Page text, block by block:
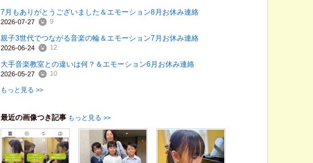
7月もありがとうございました＆エモーション8月お休み連絡
2026-07-27 9
親子3世代でつながる音楽の輪＆エモーション7月お休み連絡
2026-06-24 12
大手音楽教室との違いは何？＆エモーション6月お休み連絡
2026-05-27 10
もっと見る >>
最近の画像つき記事 もっと見る >>